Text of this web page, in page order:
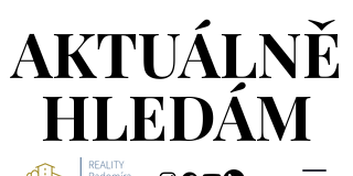
AKTUÁLNĚ
HLEDÁM
AKTUÁLNĚ
HLEDÁM